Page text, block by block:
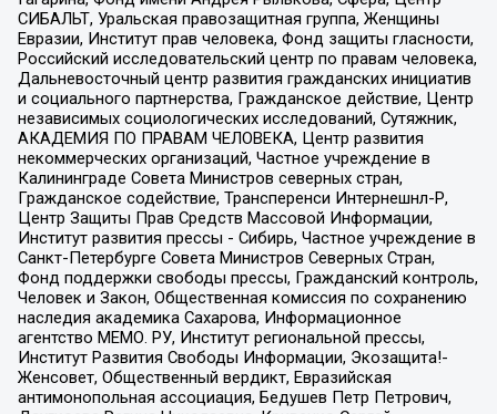
СИБАЛЬТ, Уральская правозащитная группа, Женщины
Евразии, Институт прав человека, Фонд защиты гласности,
Российский исследовательский центр по правам человека,
Дальневосточный центр развития гражданских инициатив
и социального партнерства, Гражданское действие, Центр
независимых социологических исследований, Сутяжник,
АКАДЕМИЯ ПО ПРАВАМ ЧЕЛОВЕКА, Центр развития
некоммерческих организаций, Частное учреждение в
Калининграде Совета Министров северных стран,
Гражданское содействие, Трансперенси Интернешнл-Р,
Центр Защиты Прав Средств Массовой Информации,
Институт развития прессы - Сибирь, Частное учреждение в
Санкт-Петербурге Совета Министров Северных Стран,
Фонд поддержки свободы прессы, Гражданский контроль,
Человек и Закон, Общественная комиссия по сохранению
наследия академика Сахарова, Информационное
агентство МЕМО. РУ, Институт региональной прессы,
Институт Развития Свободы Информации, Экозащита!-
Женсовет, Общественный вердикт, Евразийская
антимонопольная ассоциация, Бедушев Петр Петрович,